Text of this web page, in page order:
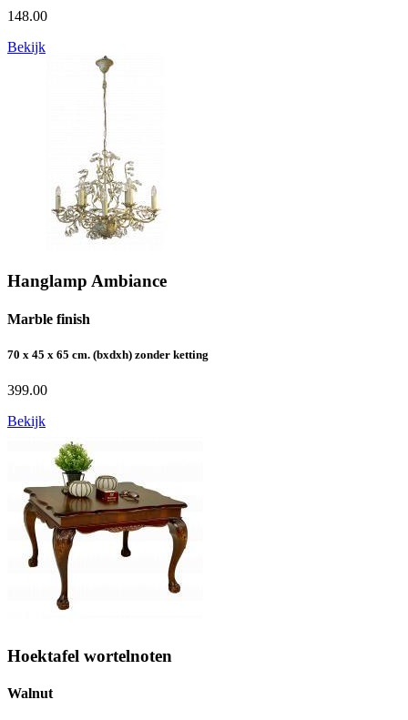
148.00
Bekijk
Hanglamp Ambiance
Marble finish
70 x 45 x 65 cm. (bxdxh) zonder ketting
399.00
Bekijk
Hoektafel wortelnoten
Walnut